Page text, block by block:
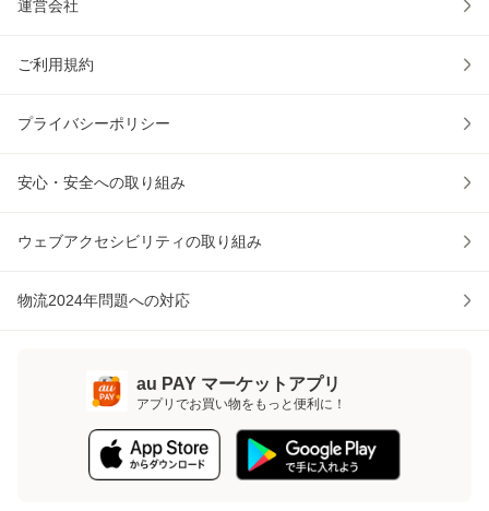
運営会社
ご利用規約
プライバシーポリシー
安心・安全への取り組み
ウェブアクセシビリティの取り組み
物流2024年問題への対応
au PAY マーケットアプリ
アプリでお買い物をもっと便利に！